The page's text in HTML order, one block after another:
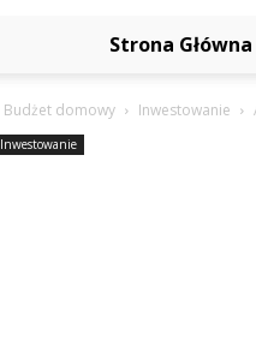
Strona Główna
Budżet domowy Inwestowanie
Inwestowanie